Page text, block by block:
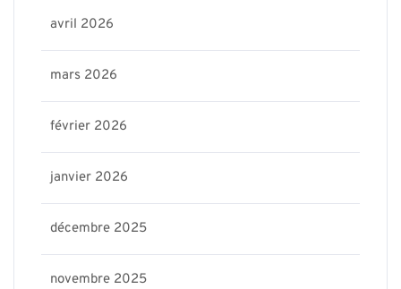
avril 2026
mars 2026
février 2026
janvier 2026
décembre 2025
novembre 2025